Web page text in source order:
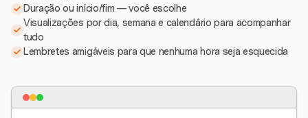
Duração ou início/fim — você escolhe
Visualizações por dia, semana e calendário para acompanhar
tudo
Lembretes amigáveis para que nenhuma hora seja esquecida